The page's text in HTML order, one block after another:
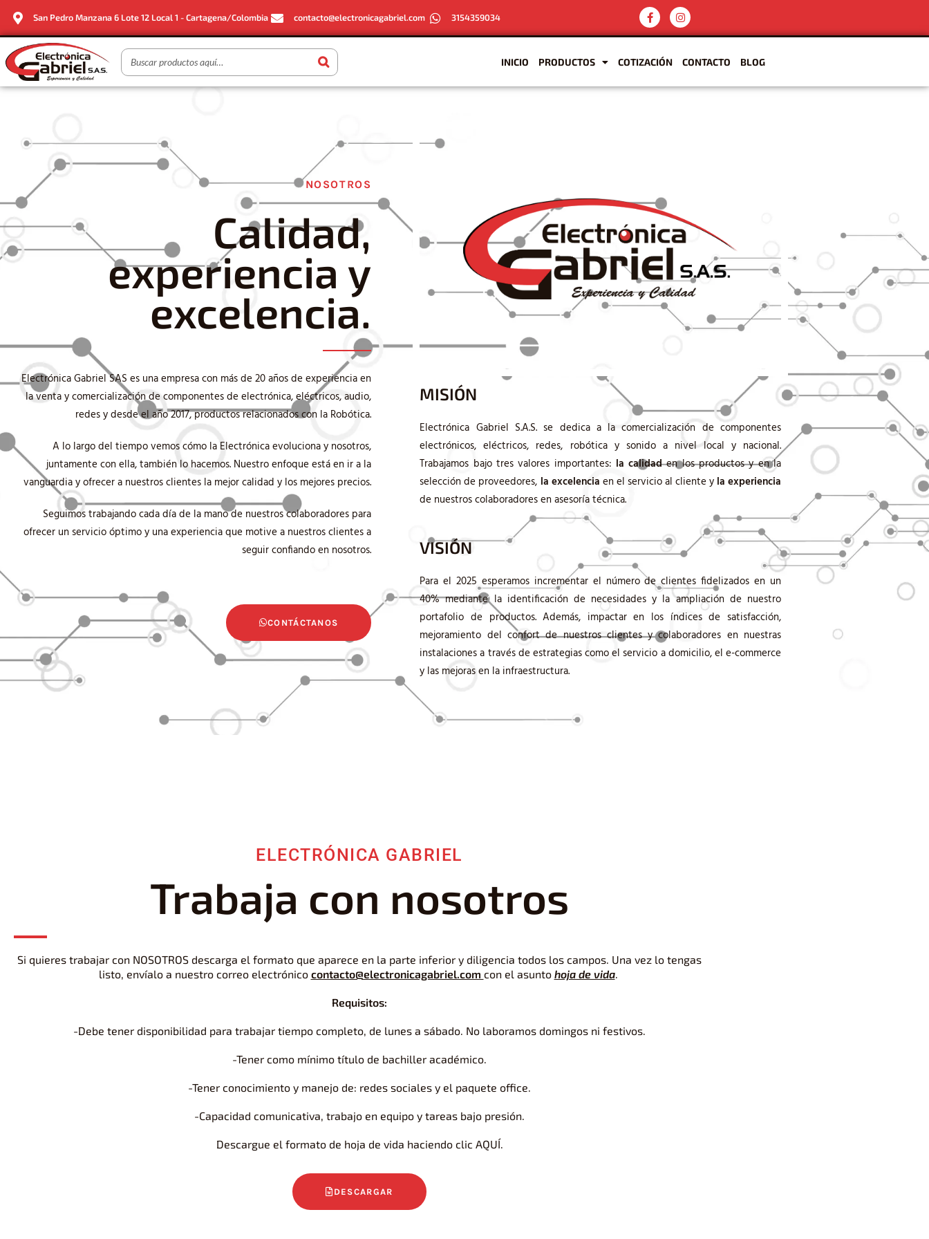
San Pedro Manzana 6 Lote 12 Local 1 - Cartagena/Colombia contacto@electronicagabriel.com 3154359034
INICIO PRODUCTOS COTIZACIÓN CONTACTO BLOG
NOSOTROS
Calidad,
experiencia y
excelencia.
Electrónica Gabriel SAS es una empresa con más de 20 años de experiencia en
la venta y comercialización de componentes de electrónica, eléctricos, audio,
redes y desde el año 2017, productos relacionados con la Robótica.
A lo largo del tiempo vemos cómo la Electrónica evoluciona y nosotros,
juntamente con ella, también lo hacemos. Nuestro enfoque está en ir a la
vanguardia y ofrecer a nuestros clientes la mejor calidad y los mejores precios.
Seguimos trabajando cada día de la mano de nuestros colaboradores para
ofrecer un servicio óptimo y una experiencia que motive a nuestros clientes a
seguir confiando en nosotros.
CONTÁCTANOS
MISIÓN
Electrónica Gabriel S.A.S. se dedica a la comercialización de componentes
electrónicos, eléctricos, redes, robótica y sonido a nivel local y nacional.
Trabajamos bajo tres valores importantes: la calidaden los productos y en la
selección de proveedores, la excelencia en el servicio al cliente y la experiencia
de nuestros colaboradores en asesoría técnica.
VISIÓN
Para el 2025 esperamos incrementar el número de clientes fidelizados en un
40% mediante la identificación de necesidades y la ampliación de nuestro
portafolio de productos. Además, impactar en los índices de satisfacción,
mejoramiento del confort de nuestros clientes y colaboradores en nuestras
instalaciones a través de estrategias como el servicio a domicilio, el e-commerce
y las mejoras en la infraestructura.
ELECTRÓNICA GABRIEL
Trabaja con nosotros
Si quieres trabajar con NOSOTROS descarga el formato que aparece en la parte inferior y diligencia todos los campos. Una vez lo tengas
listo, envíalo a nuestro correo electrónico contacto@electronicagabriel.com con el asunto hoja de vida.
Requisitos:
-Debe tener disponibilidad para trabajar tiempo completo, de lunes a sábado. No laboramos domingos ni festivos.
-Tener como mínimo título de bachiller académico.
-Tener conocimiento y manejo de: redes sociales y el paquete office.
-Capacidad comunicativa, trabajo en equipo y tareas bajo presión.
Descargue el formato de hoja de vida haciendo clic AQUÍ.
DESCARGAR